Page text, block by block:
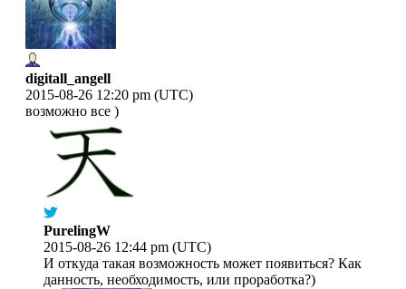
digitall_angell
2015-08-26 12:20 pm (UTC)
возможно все )
PurelingW
2015-08-26 12:44 pm (UTC)
И откуда такая возможность может появиться? Как
данность, необходимость, или проработка?)